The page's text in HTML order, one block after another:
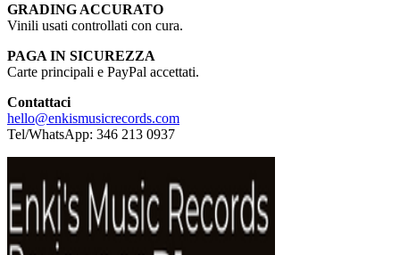
GRADING ACCURATO
Vinili usati controllati con cura.
PAGA IN SICUREZZA
Carte principali e PayPal accettati.
Contattaci
hello@enkismusicrecords.com
Tel/WhatsApp: 346 213 0937